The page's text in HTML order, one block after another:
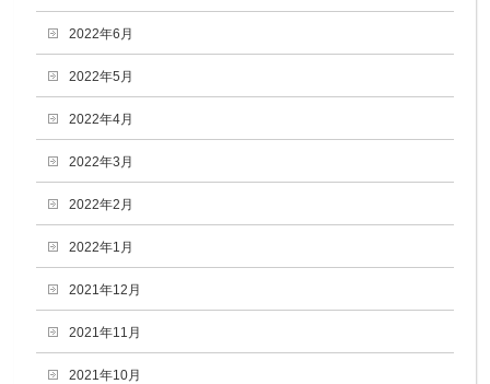
2022年6月
2022年5月
2022年4月
2022年3月
2022年2月
2022年1月
2021年12月
2021年11月
2021年10月